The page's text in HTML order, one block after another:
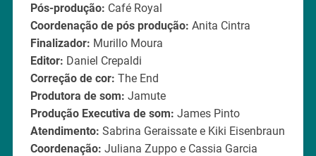
Pós-produção: Café Royal
Coordenação de pós produção: Anita Cintra
Finalizador: Murillo Moura
Editor: Daniel Crepaldi
Correção de cor: The End
Produtora de som: Jamute
Produção Executiva de som: James Pinto
Atendimento: Sabrina Geraissate e Kiki Eisenbraun
Coordenação: Juliana Zuppo e Cassia Garcia